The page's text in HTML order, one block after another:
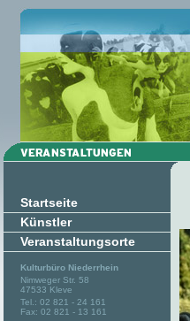
Startseite
Künstler
Veranstaltungsorte
Kulturbüro Niederrhein
Nimweger Str. 58
47533 Kleve
Tel.: 02 821 - 24 161
Fax: 02 821 - 13 161